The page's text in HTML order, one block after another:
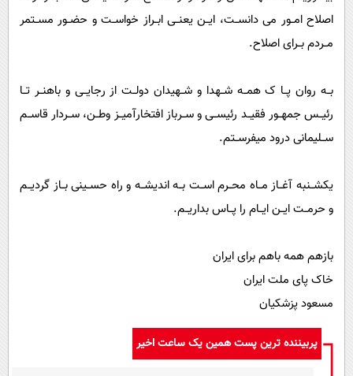
اصلاح امــور می دانســت، ایــن یعنــی ابــراز خواســت و حضــور مســتمر
مــردم بــرای اصلاح.
بــه روان پــا ک همــه شــهدا و شــهیدان دولــت از رجایــی و باهنــر تــا
رئیــس جمهــور فقیــد رئیســی و ســرباز افتخارآمیــز وطــن، ســردار قاســم
ســلیمانی درود میفرســتم.
یکشــنبه آغــاز مــاه محــرم اســت بــه اندیشــه و راه حســینی بــاز گردیــم
و حرمــت ایــن ایــام را پــاس بداریــم.
بازهم همه باهم برای ایران
خاک پای ملت ایران
مسعود پزشکیان
پربیننده ترین پست همین یک ساعت اخیر